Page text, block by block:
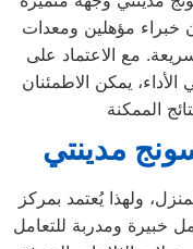
خبراء مؤهلين ومعدات
مع الاعتماد على
الأداء، يمكن الاطمئنان
مدينتي
ولهذا يُعتمد بمركز
خبيرة ومدربة للتعامل